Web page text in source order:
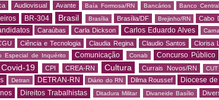
Audiovisual Avante Baía Formosa/RN Bancários Banco Central
BR-304 Brasil Brasília Brasília/DF Brejinho/RN Cabo
Caraúbas Carla Dickson Carlos Eduardo Alves
Ciência e Tecnologia Claudia Regina Claudio Santos Clorisa
Especial de Inquérito Comunicação Conab Concurso Público
Covid-19 CPI CREA-RN Cultura Currais Novos/RN CUT
Detran DETRAN-RN Diário do RN Dilma Roussef Diocese
Direitos Trabalhistas Ditadura Militar Divaneide Basílio